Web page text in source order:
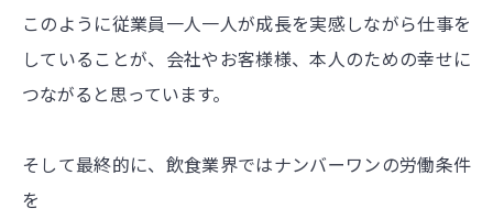
このように従業員一人一人が成長を実感しながら仕事を
していることが、会社やお客様様、本人のための幸せに
つながると思っています。
そして最終的に、飲食業界ではナンバーワンの労働条件
を